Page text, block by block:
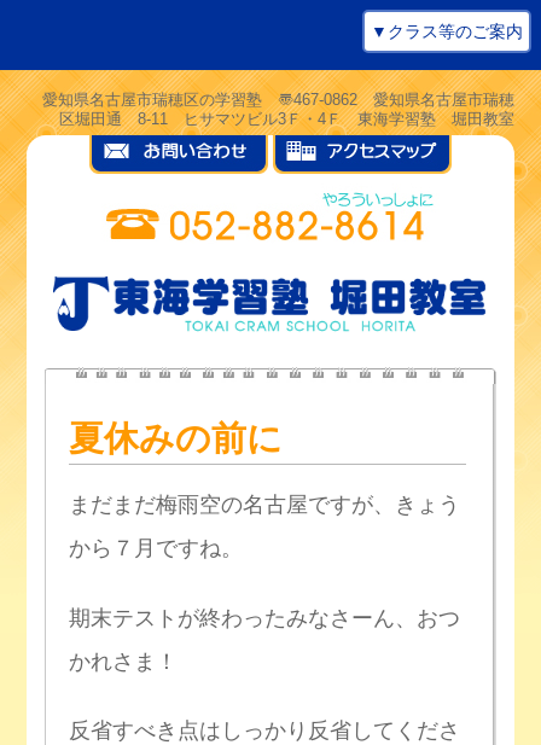
▼クラス等のご案内
愛知県名古屋市瑞穂区の学習塾 〠467-0862 愛知県名古屋市瑞穂
区堀田通 8-11 ヒサマツビル3Ｆ・4Ｆ 東海学習塾 堀田教室
夏休みの前に
まだまだ梅雨空の名古屋ですが、きょう
から７月ですね。
期末テストが終わったみなさーん、おつ
かれさま！
反省すべき点はしっかり反省してくださ